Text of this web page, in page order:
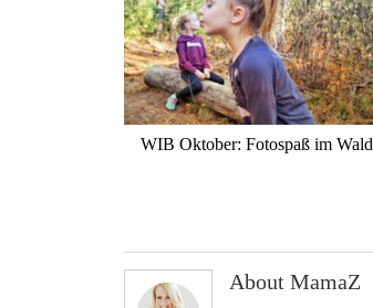
WIB Oktober: Fotospaß im Wald
About MamaZ